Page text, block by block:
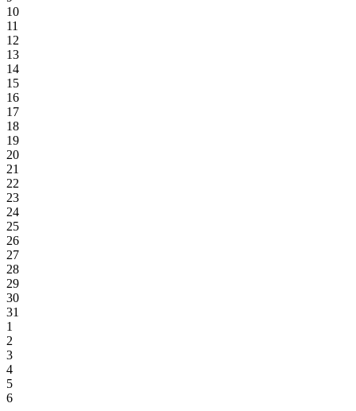
10
11
12
13
14
15
16
17
18
19
20
21
22
23
24
25
26
27
28
29
30
31
1
2
3
4
5
6